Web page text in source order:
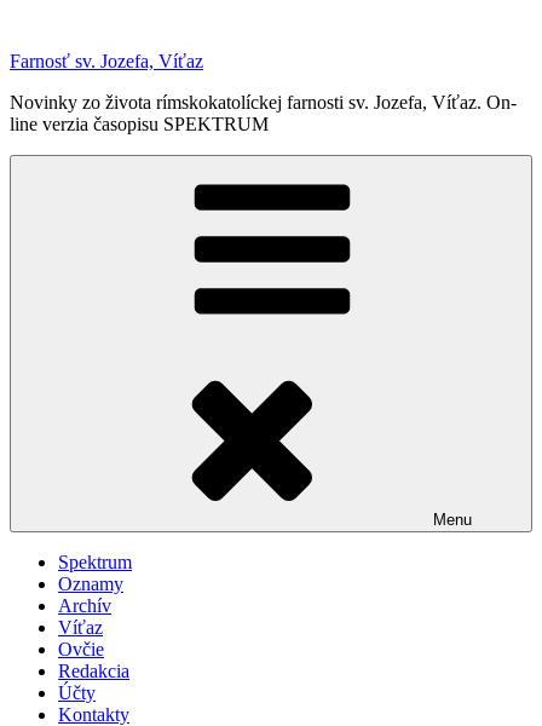
obsah
Farnosť sv. Jozefa, Víťaz
Novinky zo života rímskokatolíckej farnosti sv. Jozefa, Víťaz. On-
line verzia časopisu SPEKTRUM
Menu
Spektrum
Oznamy
Archív
Víťaz
Ovčie
Redakcia
Účty
Kontakty